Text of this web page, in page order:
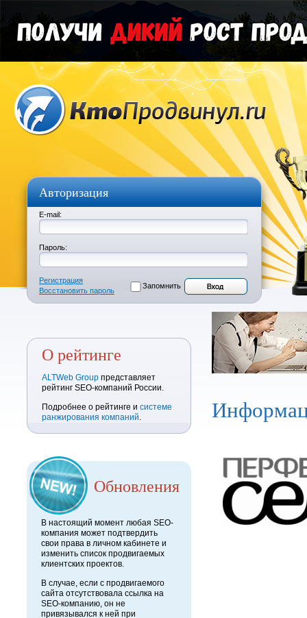
Авторизация
E-mail:
Пароль:
Регистрация
Восстановить пароль
Запомнить
О рейтинге
ALTWeb Group представляет
рейтинг SEO-компаний России.
Подробнее о рейтинге и системе
ранжирования компаний.
Обновления
В настоящий момент любая SEO-
компания может подтвердить
свои права в личном кабинете и
изменить список продвигаемых
клиентских проектов.
В случае, если с продвигаемого
сайта отсутствовала ссылка на
SEO-компанию, он не
привязывался к ней при